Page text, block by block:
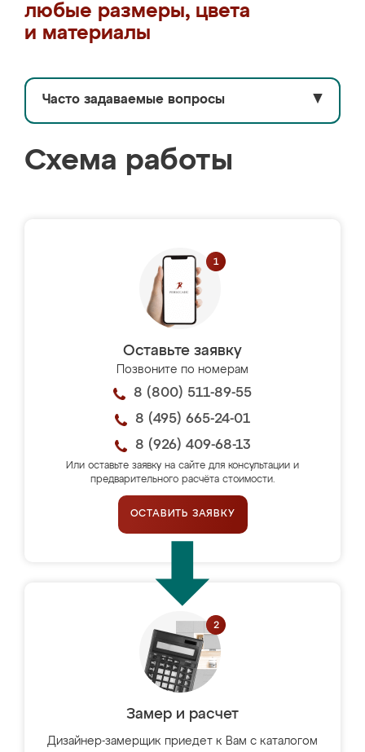
любые размеры, цвета
и материалы
Часто задаваемые вопросы ▼
Схема работы
Оставьте заявку
Позвоните по номерам
8 (800) 511-89-55
8 (495) 665-24-01
8 (926) 409-68-13
Или оставьте заявку на сайте для консультации и
предварительного расчёта стоимости.
ОСТАВИТЬ ЗАЯВКУ
Замер и расчет
Дизайнер-замерщик приедет к Вам с каталогом